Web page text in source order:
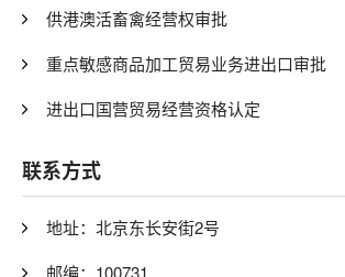
供港澳活畜禽经营权审批
重点敏感商品加工贸易业务进出口审批
进出口国营贸易经营资格认定
联系方式
地址：北京东长安街2号
邮编：100731